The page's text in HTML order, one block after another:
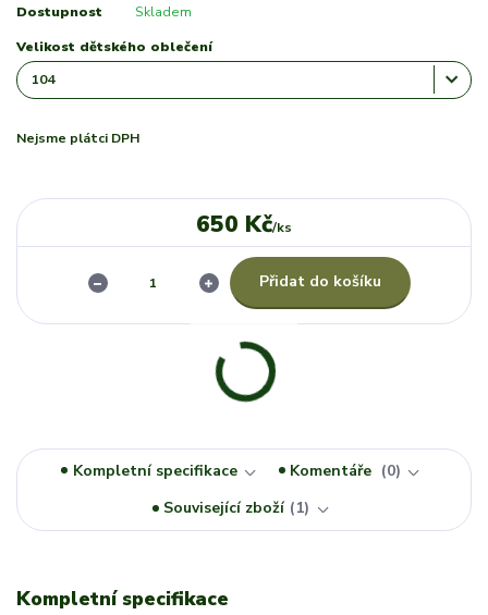
Dostupnost Skladem
Velikost dětského oblečení
Nejsme plátci DPH
650 Kč/ks
Přidat do košíku
Kompletní specifikace Komentáře
0
Související zboží
1
Kompletní specifikace